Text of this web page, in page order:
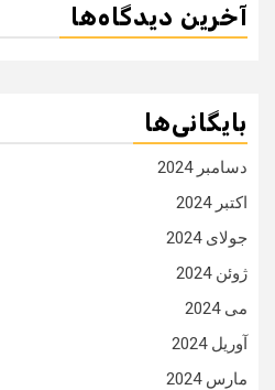
آخرین دیدگاه‌ها
بایگانی‌ها
دسامبر 2024
اکتبر 2024
جولای 2024
ژوئن 2024
می 2024
آوریل 2024
مارس 2024